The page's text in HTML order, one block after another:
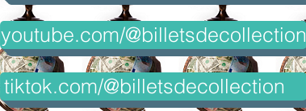
youtube.com/@billetsdecollection
tiktok.com/@billetsdecollection